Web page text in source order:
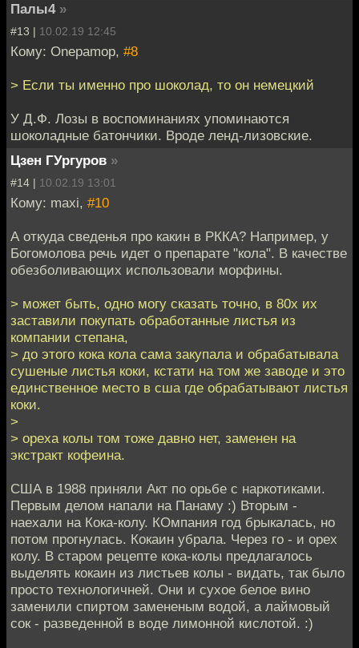
Палы4 »
#13 | 10.02.19 12:45
Кому: Onepamop, #8
> Если ты именно про шоколад, то он немецкий
У Д.Ф. Лозы в воспоминаниях упоминаются
шоколадные батончики. Вроде ленд-лизовские.
Цзен ГУргуров »
#14 | 10.02.19 13:01
Кому: maxi, #10
А откуда сведенья про какин в РККА? Например, у
Богомолова речь идет о препарате "кола". В качестве
обезболивающих использовали морфины.
> может быть, одно могу сказать точно, в 80х их
заставили покупать обработанные листья из
компании степана,
> до этого кока кола сама закупала и обрабатывала
сушеные листья коки, кстати на том же заводе и это
единственное место в сша где обрабатывают листья
коки.
>
> ореха колы том тоже давно нет, заменен на
экстракт кофеина.
США в 1988 приняли Акт по орьбе с наркотиками.
Первым делом напали на Панаму :) Вторым -
наехали на Кока-колу. КОмпания год брыкалась, но
потом прогнулась. Кокаин убрала. Через го - и орех
колу. В старом рецепте кока-колы предлагалось
выделять кокаин из листьев колы - видать, так было
просто технологичней. Они и сухое белое вино
заменили спиртом замененым водой, а лаймовый
сок - разведенной в воде лимонной кислотой. :)